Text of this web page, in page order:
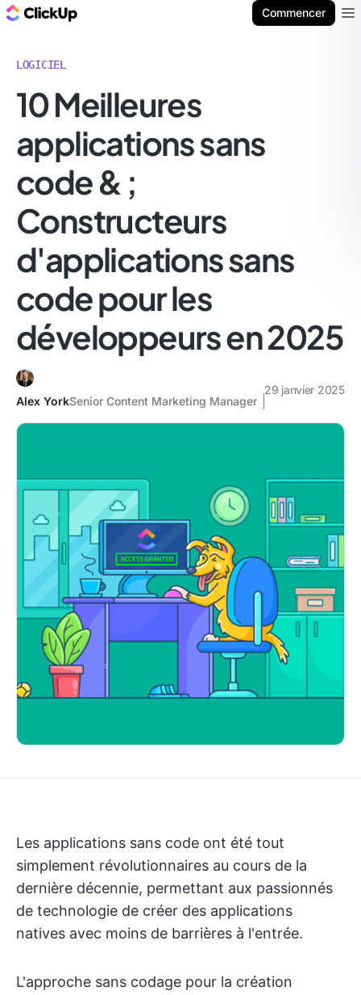
Commencer
LOGICIEL
10 Meilleures
applications sans
code & ;
Constructeurs
d'applications sans
code pour les
développeurs en 2025
Alex YorkSenior Content Marketing Manager
29 janvier 2025
Les applications sans code ont été tout
simplement révolutionnaires au cours de la
dernière décennie, permettant aux passionnés
de technologie de créer des applications
natives avec moins de barrières à l'entrée.
L'approche sans codage pour la création